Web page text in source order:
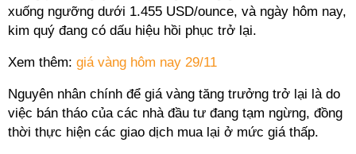
xuống ngưỡng dưới 1.455 USD/ounce, và ngày hôm nay,
kim quý đang có dấu hiệu hồi phục trở lại.
Xem thêm: giá vàng hôm nay 29/11
Nguyên nhân chính để giá vàng tăng trưởng trở lại là do
việc bán tháo của các nhà đầu tư đang tạm ngừng, đồng
thời thực hiện các giao dịch mua lại ở mức giá thấp.